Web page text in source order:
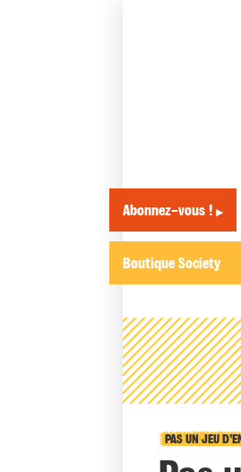
Abonnez-vous ! ▶
Boutique Society
PAS UN JEU